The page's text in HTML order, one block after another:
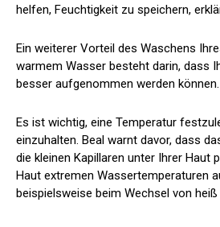
helfen, Feuchtigkeit zu speichern,
Ein weiterer Vorteil des Waschens
warmem Wasser besteht darin, dass
besser aufgenommen werden können.
Es ist wichtig, eine Temperatur
einzuhalten. Beal warnt davor, dass
die kleinen Kapillaren unter Ihrer Haut
Haut extremen Wassertemperaturen
beispielsweise beim Wechsel von